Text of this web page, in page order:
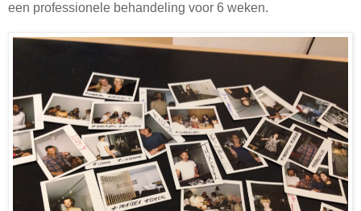
een professionele behandeling voor 6 weken.